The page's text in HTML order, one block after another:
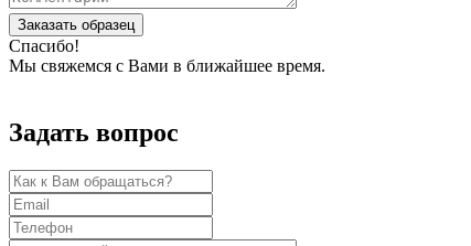
Заказать образец
Спасибо!
Мы свяжемся с Вами в ближайшее время.
Задать вопрос